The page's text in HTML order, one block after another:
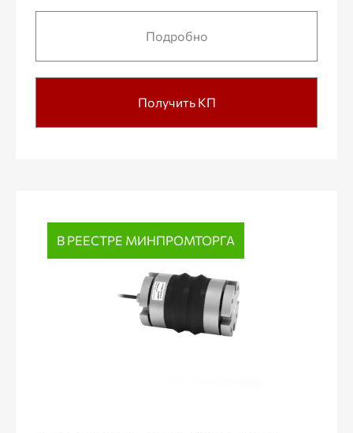
Подробно
Получить КП
В РЕЕСТРЕ МИНПРОМТОРГА